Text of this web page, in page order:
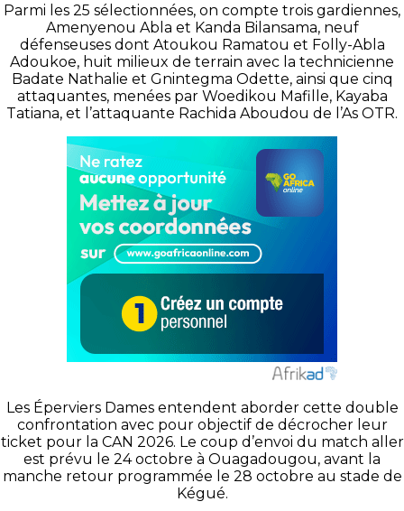
Parmi les 25 sélectionnées, on compte trois gardiennes,
Amenyenou Abla et Kanda Bilansama, neuf
défenseuses dont Atoukou Ramatou et Folly-Abla
Adoukoe, huit milieux de terrain avec la technicienne
Badate Nathalie et Gnintegma Odette, ainsi que cinq
attaquantes, menées par Woedikou Mafille, Kayaba
Tatiana, et l’attaquante Rachida Aboudou de l’As OTR.
Les Éperviers Dames entendent aborder cette double
confrontation avec pour objectif de décrocher leur
ticket pour la CAN 2026. Le coup d’envoi du match aller
est prévu le 24 octobre à Ouagadougou, avant la
manche retour programmée le 28 octobre au stade de
Kégué.